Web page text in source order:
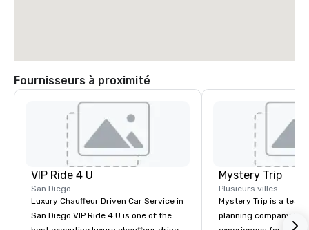
Fournisseurs à proximité
VIP Ride 4 U
San Diego
Luxury Chauffeur Driven Car Service in
San Diego VIP Ride 4 U is one of the
Mystery Trip
Plusieurs villes
Mystery Trip is a
planning company